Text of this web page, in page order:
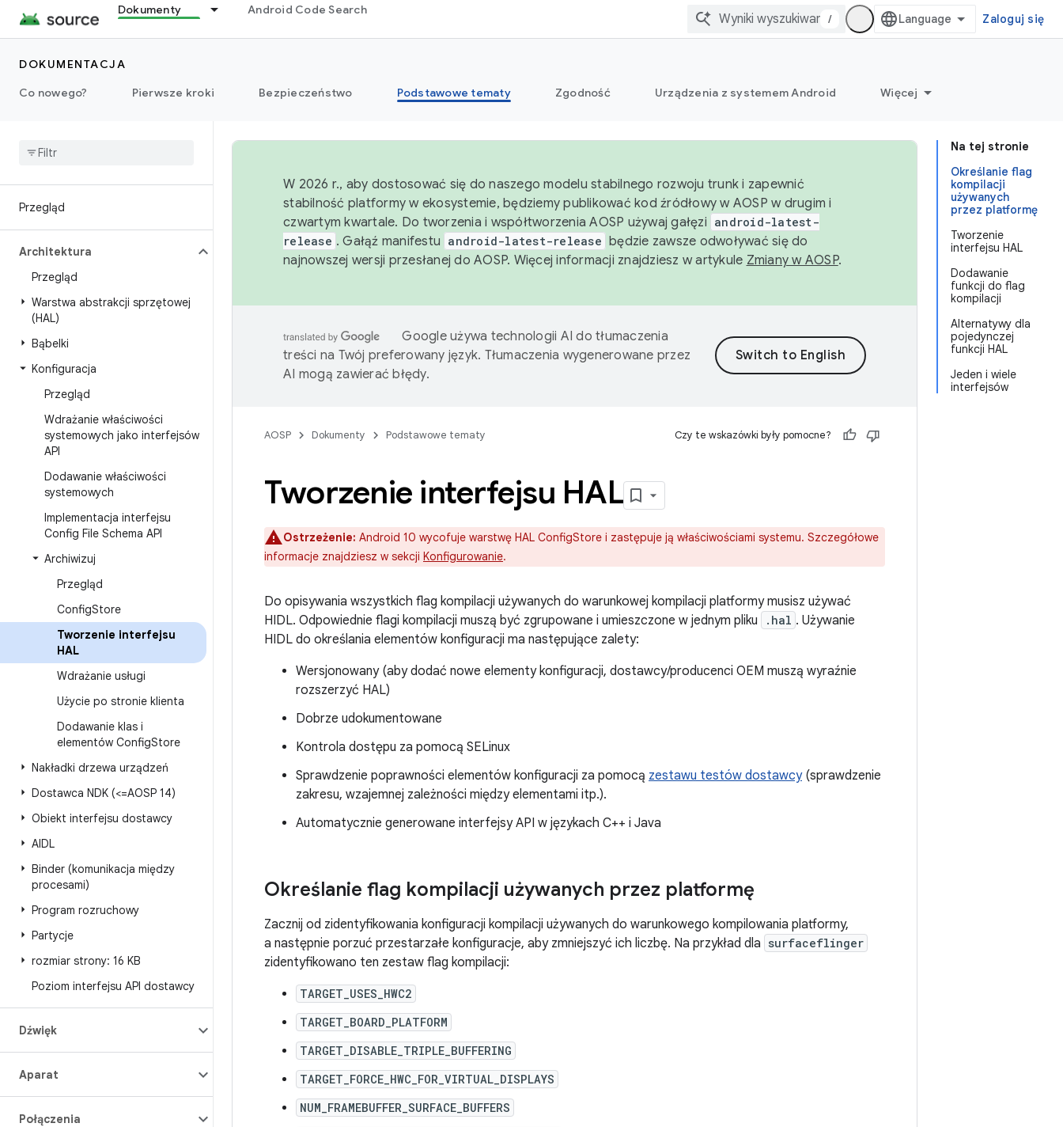
Dokumenty Android Code Search
/ Zaloguj się
DOKUMENTACJA
Co nowego?
Pierwsze kroki Bezpieczeństwo Podstawowe tematy Zgodność Urządzenia z systemem Android Więcej
Przegląd
Architektura
Przegląd
Warstwa abstrakcji sprzętowej
(HAL)
Bąbelki
Konfiguracja
Przegląd
Wdrażanie właściwości
systemowych jako interfejsów
API
Dodawanie właściwości
systemowych
Implementacja interfejsu
Config File Schema API
Archiwizuj
Przegląd
ConfigStore
Tworzenie interfejsu
HAL
Wdrażanie usługi
Użycie po stronie klienta
Dodawanie klas i
elementów ConfigStore
Nakładki drzewa urządzeń
Dostawca NDK (<=AOSP 14)
Obiekt interfejsu dostawcy
AIDL
Binder (komunikacja między
procesami)
Program rozruchowy
Partycje
rozmiar strony: 16 KB
Poziom interfejsu API dostawcy
Dźwięk
Aparat
Połączenia
Na tej stronie
Określanie flag
kompilacji
używanych
przez platformę
Tworzenie
interfejsu HAL
Dodawanie
funkcji do flag
kompilacji
Alternatywy dla
pojedynczej
funkcji HAL
Jeden i wiele
interfejsów
W 2026 r., aby dostosować się do naszego modelu stabilnego rozwoju trunk i zapewnić
stabilność platformy w ekosystemie, będziemy publikować kod źródłowy w AOSP w drugim i
czwartym kwartale. Do tworzenia i współtworzenia AOSP używaj gałęzi android-latest-
release . Gałąź manifestu android-latest-release będzie zawsze odwoływać się do
najnowszej wersji przesłanej do AOSP. Więcej informacji znajdziesz w artykule Zmiany w AOSP.
Google używa technologii AI do tłumaczenia
treści na Twój preferowany język. Tłumaczenia wygenerowane przez
AI mogą zawierać błędy.
AOSP Dokumenty Podstawowe tematy Czy te wskazówki były pomocne?
Tworzenie interfejsu HAL
Ostrzeżenie: Android 10 wycofuje warstwę HAL ConfigStore i zastępuje ją właściwościami systemu. Szczegółowe
informacje znajdziesz w sekcji Konfigurowanie.
Do opisywania wszystkich flag kompilacji używanych do warunkowej kompilacji platformy musisz używać
HIDL. Odpowiednie flagi kompilacji muszą być zgrupowane i umieszczone w jednym pliku
.hal . Używanie
HIDL do określania elementów konfiguracji ma następujące zalety:
Wersjonowany (aby dodać nowe elementy konfiguracji, dostawcy/producenci OEM muszą wyraźnie
rozszerzyć HAL)
Dobrze udokumentowane
Kontrola dostępu za pomocą SELinux
Sprawdzenie poprawności elementów konfiguracji za pomocą zestawu testów dostawcy(sprawdzenie
zakresu, wzajemnej zależności między elementami itp.).
Automatycznie generowane interfejsy API w językach C++ i Java
Określanie flag kompilacji używanych przez platformę
Zacznij od zidentyfikowania konfiguracji kompilacji używanych do warunkowego kompilowania platformy,
a następnie porzuć przestarzałe konfiguracje, aby zmniejszyć ich liczbę. Na przykład dla surfaceflinger
zidentyfikowano ten zestaw flag kompilacji:
TARGET_USES_HWC2
TARGET_BOARD_PLATFORM
TARGET_DISABLE_TRIPLE_BUFFERING
TARGET_FORCE_HWC_FOR_VIRTUAL_DISPLAYS
NUM_FRAMEBUFFER_SURFACE_BUFFERS